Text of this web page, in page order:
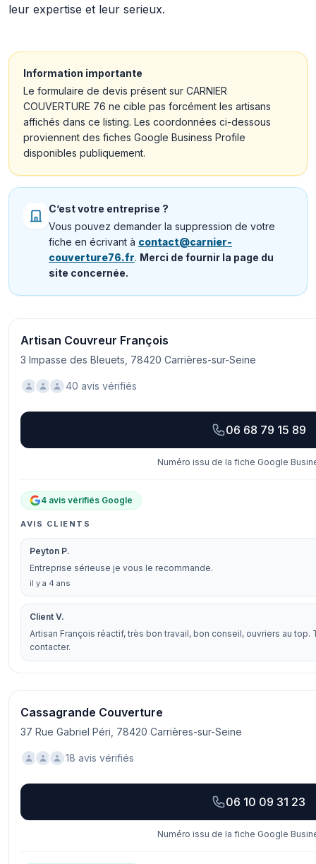
leur expertise et leur serieux.
Information importante
Le formulaire de devis présent sur CARNIER
COUVERTURE 76 ne cible pas forcément les artisans
affichés dans ce listing. Les coordonnées ci-dessous
proviennent des fiches Google Business Profile
disponibles publiquement.
C’est votre entreprise ?
Vous pouvez demander la suppression de votre
fiche en écrivant à contact@carnier-
couverture76.fr. Merci de fournir la page du
site concernée.
Artisan Couvreur François
3 Impasse des Bleuets, 78420 Carrières-sur-Seine
40 avis vérifiés
06 68 79 15 89
Numéro issu de la fiche Google
4 avis vérifiés Google
AVIS CLIENTS
Peyton P.
Entreprise sérieuse je vous le recommande.
il y a 4 ans
Client V.
Artisan François réactif, très bon travail, bon conseil, ouvriers au
contacter.
Cassagrande Couverture
37 Rue Gabriel Péri, 78420 Carrières-sur-Seine
18 avis vérifiés
06 10 09 31 23
Numéro issu de la fiche Google